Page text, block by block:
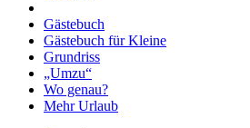
Gästebuch
Gästebuch für Kleine
Grundriss
„Umzu“
Wo genau?
Mehr Urlaub